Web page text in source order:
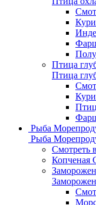
Птица
Птица
Рыба
Рыба
Смотреть
Копченая